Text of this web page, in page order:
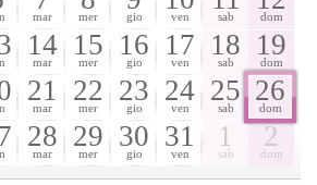
mar mer gio ven sab dom
14
mar
15
mer
16
gio
17
ven
18
sab
19
dom
21
mar
22
mer
23
gio
24
ven
25
sab
26
dom
28
mar
29
mer
30
gio
31
ven
1
sab
2
dom